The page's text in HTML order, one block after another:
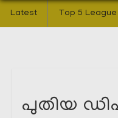
Latest Top 5 League
പുതിയ